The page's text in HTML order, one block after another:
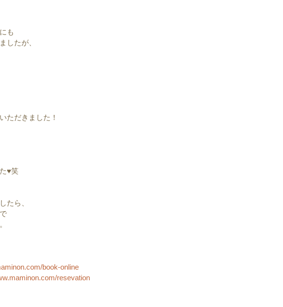
も
したが、
ただきました！
♥︎︎笑
たら、
book-online
resevation